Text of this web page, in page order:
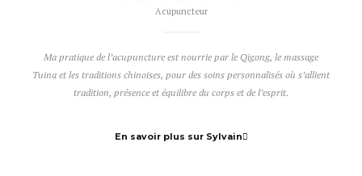
Acupuncteur
Ma pratique de l’acupuncture est nourrie par le Qigong, le massage
Tuina et les traditions chinoises, pour des soins personnalisés où s’allient
tradition, présence et équilibre du corps et de l’esprit.
En savoir plus sur Sylvain